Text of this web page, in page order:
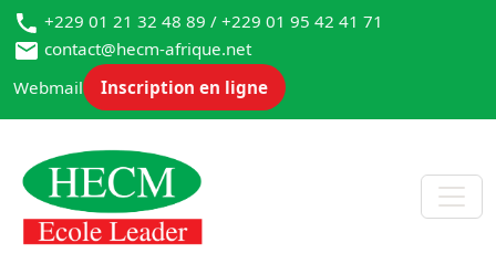
+229 01 21 32 48 89 / +229 01 95 42 41 71
contact@hecm-afrique.net
Webmail
Inscription en ligne